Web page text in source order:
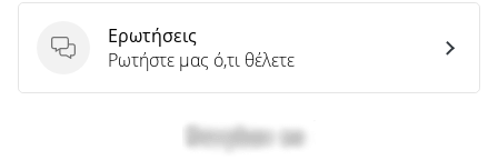
Ερωτήσεις
Ερωτήσεις
Ρωτήστε μας ό,τι θέλετε